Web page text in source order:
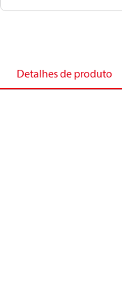
Detalhes de produto